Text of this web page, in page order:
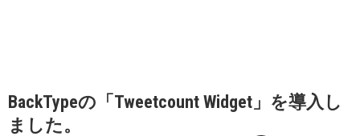
BackTypeの「Tweetcount Widget」を導入し
ました。